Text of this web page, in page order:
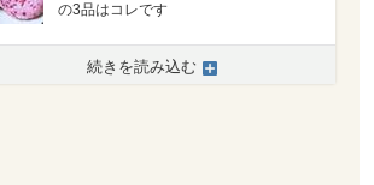
の3品はコレです
続きを読み込む